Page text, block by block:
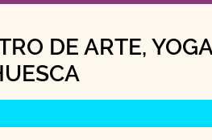
DE ARTE,